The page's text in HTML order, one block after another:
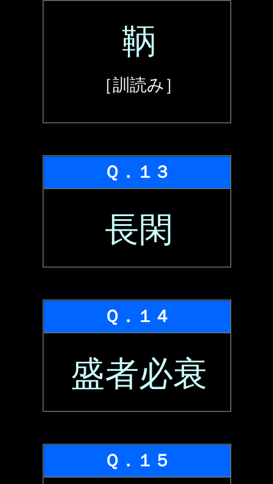
鞆
［訓読み］
Ｑ．１３
長閑
Ｑ．１４
盛者必衰
Ｑ．１５